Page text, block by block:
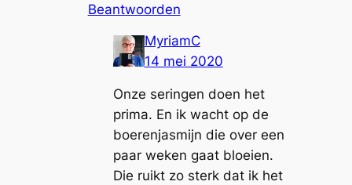
Beantwoorden
MyriamC
14 mei 2020
Onze seringen doen het
prima. En ik wacht op de
boerenjasmijn die over een
paar weken gaat bloeien.
Die ruikt zo sterk dat ik het